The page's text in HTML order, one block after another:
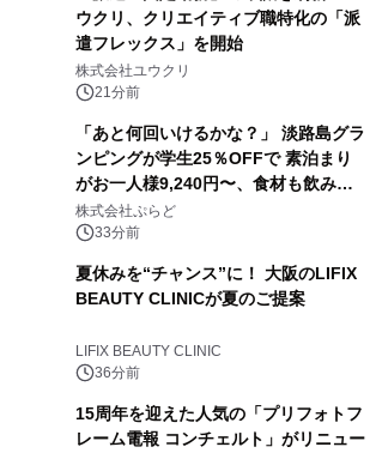
ウクリ、クリエイティブ職特化の「派
遣フレックス」を開始
株式会社ユウクリ
21分前
「あと何回いけるかな？」 淡路島グラ
ンピングが学生25％OFFで 素泊まり
がお一人様9,240円〜、食材も飲み物
も持ち込み自由 「グランピングリゾー
ト Awaji」9月30日までの平日限定
株式会社ぷらど
33分前
夏休みを“チャンス”に！ 大阪のLIFIX
BEAUTY CLINICが夏のご提案
LIFIX BEAUTY CLINIC
36分前
15周年を迎えた人気の「プリフォトフ
レーム電報 コンチェルト」がリニュー